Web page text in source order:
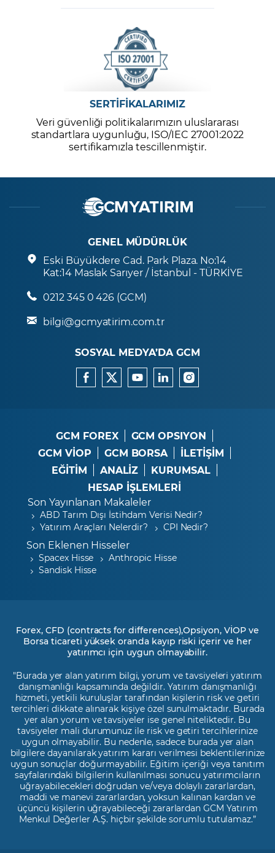
SERTİFİKALARIMIZ
Veri güvenliği politikalarımızın uluslararası
standartlara uygunluğu, ISO/IEC 27001:2022
sertifikamızla tescillenmiştir.
GENEL MÜDÜRLÜK
Eski Büyükdere Cad. Park Plaza. No:14
Kat:14 Maslak Sarıyer / İstanbul - TÜRKİYE
0212 345 0 426 (GCM)
bilgi@gcmyatirim.com.tr
SOSYAL MEDYA’DA GCM
GCM FOREX
GCM OPSIYON
GCM VİOP
GCM BORSA
İLETİŞİM
EĞİTİM
ANALİZ
KURUMSAL
HESAP İŞLEMLERİ
Son Yayınlanan Makaleler
ABD Tarım Dışı İstihdam Verisi Nedir?
Yatırım Araçları Nelerdir?
CPI Nedir?
Son Eklenen Hisseler
Spacex Hisse
Anthropic Hisse
Sandisk Hisse
Forex, CFD (contracts for differences),Opsiyon, VİOP ve
Borsa ticareti yüksek oranda kayıp riski içerir ve her
yatırımcı için uygun olmayabilir.
"Burada yer alan yatırım bilgi, yorum ve tavsiyeleri yatırım
danışmanlığı kapsamında değildir. Yatırım danışmanlığı
hizmeti, yetkili kuruluşlar tarafından kişilerin risk ve getiri
tercihleri dikkate alınarak kişiye özel sunulmaktadır. Burada
yer alan yorum ve tavsiyeler ise genel niteliktedir. Bu
tavsiyeler mali durumunuz ile risk ve getiri tercihlerinize
uygun olmayabilir. Bu nedenle, sadece burada yer alan
bilgilere dayanılarak yatırım kararı verilmesi beklentilerinize
uygun sonuçlar doğurmayabilir. Eğitim içeriği veya tanıtım
sayfalarındaki bilgilerin kullanılması sonucu yatırımcıların
uğrayabilecekleri doğrudan ve/veya dolaylı zararlardan,
maddi ve manevi zararlardan, yoksun kalınan kardan ve
üçüncü kişilerin uğrayabileceği zararlardan GCM Yatırım
Menkul Değerler A.Ş. hiçbir şekilde sorumlu tutulamaz.”